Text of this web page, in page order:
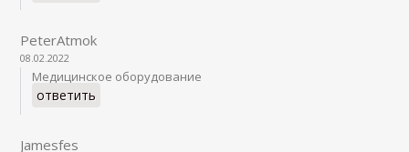
PeterAtmok
08.02.2022
Медицинское оборудование
ответить
Jamesfes